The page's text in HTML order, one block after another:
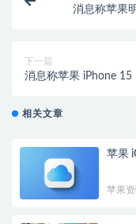
消息称苹果
下一篇
消息称苹果 iPhone 15
相关文章
苹果
苹果资